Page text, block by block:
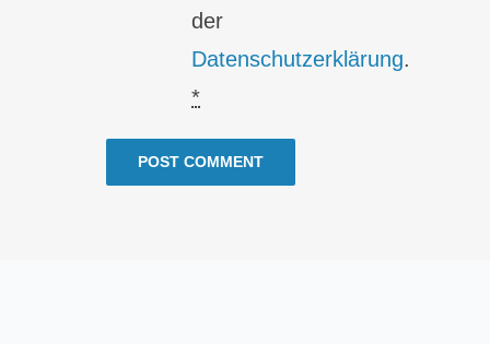
der
Datenschutzerklärung.
*